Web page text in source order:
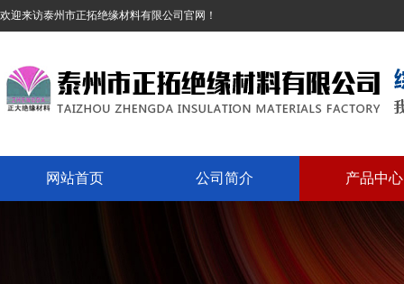
欢迎来访泰州市正拓绝缘材料有限公司官网！
网站首页 公司简介 产品中心